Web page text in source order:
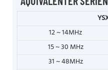
12 ~ 14MHz
15 ~ 30 MHz
31 ~ 48MHz